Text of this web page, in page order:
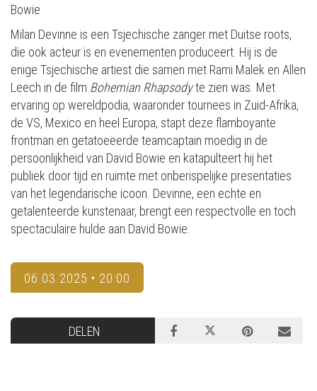
Bowie
Milan Devinne is een Tsjechische zanger met Duitse roots,
die ook acteur is en evenementen produceert. Hij is de
enige Tsjechische artiest die samen met Rami Malek en Allen
Leech in de film Bohemian Rhapsodyte zien was. Met
ervaring op wereldpodia, waaronder tournees in Zuid-Afrika,
de VS, Mexico en heel Europa, stapt deze flamboyante
frontman en getatoeëerde teamcaptain moedig in de
persoonlijkheid van David Bowie en katapulteert hij het
publiek door tijd en ruimte met onberispelijke presentaties
van het legendarische icoon. Devinne, een echte en
getalenteerde kunstenaar, brengt een respectvolle en toch
spectaculaire hulde aan David Bowie.
06.03.2025 • 20:00
DELEN